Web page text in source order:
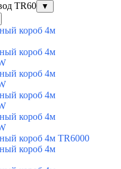
TR60 ▼
короб 4м
короб 4м
короб 4м
короб 4м
короб 4м
короб 4м TR6000
короб 4м